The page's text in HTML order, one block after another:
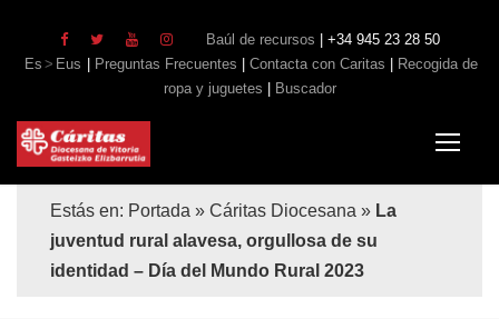
Baúl de recursos | +34 945 23 28 50
Es
Eus Preguntas Frecuentes Contacta con Caritas
Recogida de
ropa y juguetes
Buscador
Estás en: Portada » Cáritas Diocesana » La
juventud rural alavesa, orgullosa de su
identidad – Día del Mundo Rural 2023